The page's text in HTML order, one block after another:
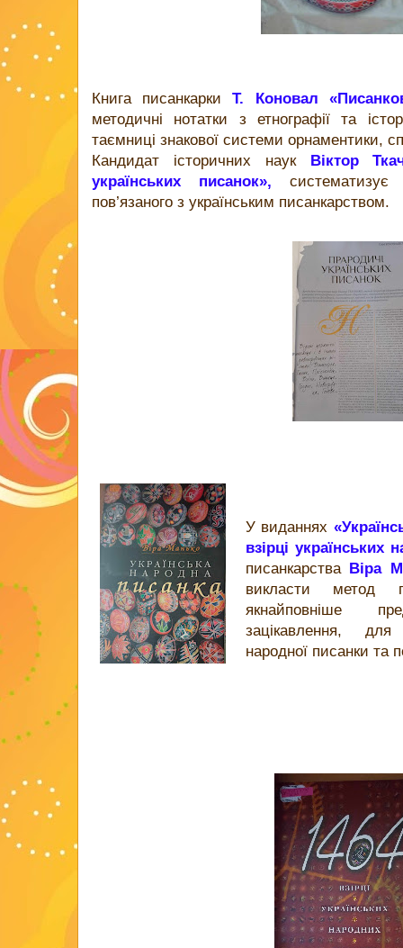
Книга писанкаркиТ. Коновал
методичні нотатки з етнографії та
таємниці знакової системи орнаментики,
Кандидат історичних наук Віктор
українських писанок», систематизує
пов’язаного з українським писанкарством.
У виданнях
взірці українських
писанкарства Віра
викласти метод
якнайповніше
зацікавлення, для
народної писанки та